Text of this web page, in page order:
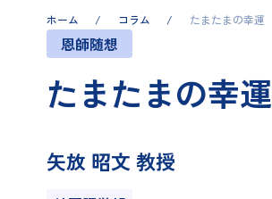
ホーム コラム たまたまの幸運
恩師随想
たまたまの幸運
矢放 昭文 教授